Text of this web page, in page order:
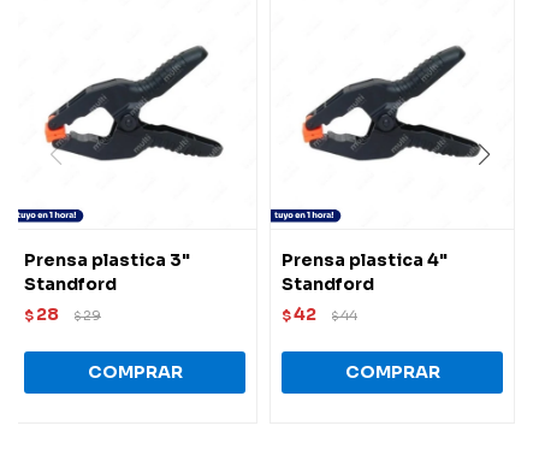
Prensa plastica 3"
Standford
$ 28 $29
Prensa plastica 4"
Standford
$42 $44